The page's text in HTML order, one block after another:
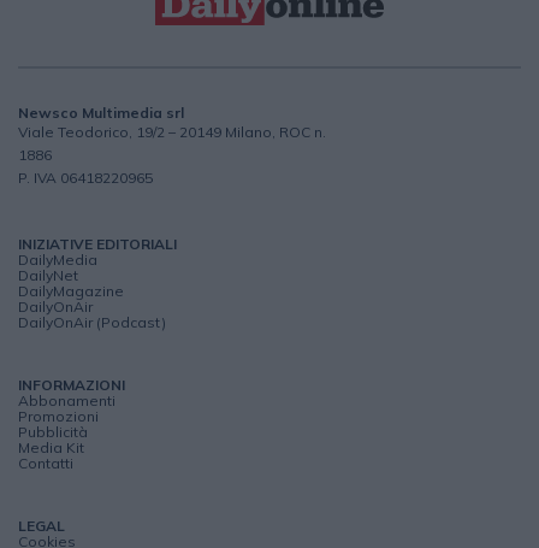
Newsco Multimedia srl
Viale Teodorico, 19/2 – 20149 Milano, ROC n.
1886
P. IVA 06418220965
INIZIATIVE EDITORIALI
DailyMedia
DailyNet
DailyMagazine
DailyOnAir
DailyOnAir (Podcast)
INFORMAZIONI
Abbonamenti
Promozioni
Pubblicità
Media Kit
Contatti
LEGAL
Cookies